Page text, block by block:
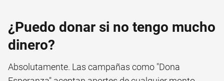
¿Puedo donar si no tengo mucho
dinero?
Absolutamente. Las campañas como "Dona